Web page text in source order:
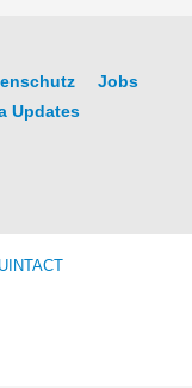
Jobs
Updates